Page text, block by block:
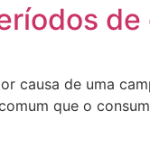
causa de uma
que o